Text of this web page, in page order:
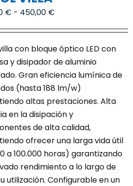
opciones
pueden
elegir
en
la
página
de
producto
€ - 450,00 €Rango
desde
405,00 €
hasta
450,00 €
con bloque óptico LED con
y disipador de aluminio
Gran eficiencia lumínica de
(hasta 188 lm/w)
altas prestaciones. Alta
en la disipación y
de alta calidad,
ofrecer una larga vida útil
a 100.000 horas) garantizando
rendimiento a lo largo de
utilización. Configurable en un